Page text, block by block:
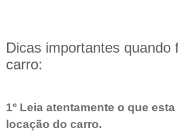
Dicas importantes quando
carro:
1º Leia atentamente o que
locação do carro.